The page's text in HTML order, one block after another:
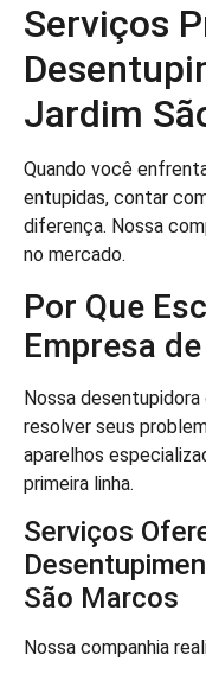
Serviços
Jardim
Quando você
entupidas, contar
diferença. Nossa
no mercado.
Por Que
Empresa
Nossa
resolver seus
aparelhos
primeira linha.
Serviços
São Marcos
Nossa companhia